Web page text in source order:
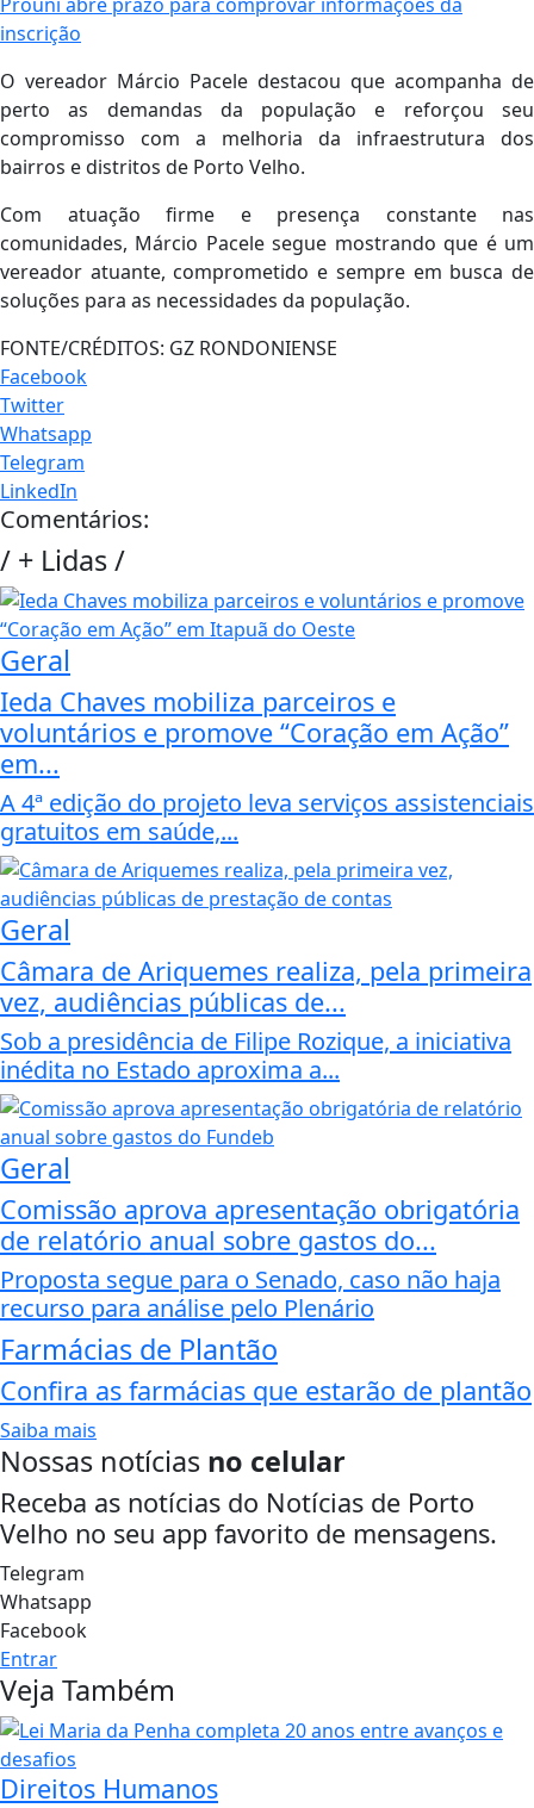
inscrição
O vereador Márcio Pacele destacou que acompanha de
perto as demandas da população e reforçou seu
compromisso com a melhoria da infraestrutura dos
bairros e distritos de Porto Velho.
Com atuação firme e presença constante nas
comunidades, Márcio Pacele segue mostrando que é um
vereador atuante, comprometido e sempre em busca de
soluções para as necessidades da população.
FONTE/CRÉDITOS: GZ RONDONIENSE
Facebook
Twitter
Whatsapp
Telegram
LinkedIn
Comentários:
/ + Lidas/
Geral
Ieda Chaves mobiliza parceiros e
voluntários e promove “Coração em Ação”
em...
A 4ª edição do projeto leva serviços assistenciais
gratuitos em saúde,...
Geral
Câmara de Ariquemes realiza, pela primeira
vez, audiências públicas de...
Sob a presidência de Filipe Rozique, a iniciativa
inédita no Estado aproxima a...
Geral
Comissão aprova apresentação obrigatória
de relatório anual sobre gastos do...
Proposta segue para o Senado, caso não haja
recurso para análise pelo Plenário
Farmácias de Plantão
Confira as farmácias que estarão de plantão
Saiba mais
Nossas notícias no celular
Receba as notícias do Notícias de Porto
Velho no seu app favorito de mensagens.
Telegram
Whatsapp
Facebook
Entrar
Veja Também
Direitos Humanos